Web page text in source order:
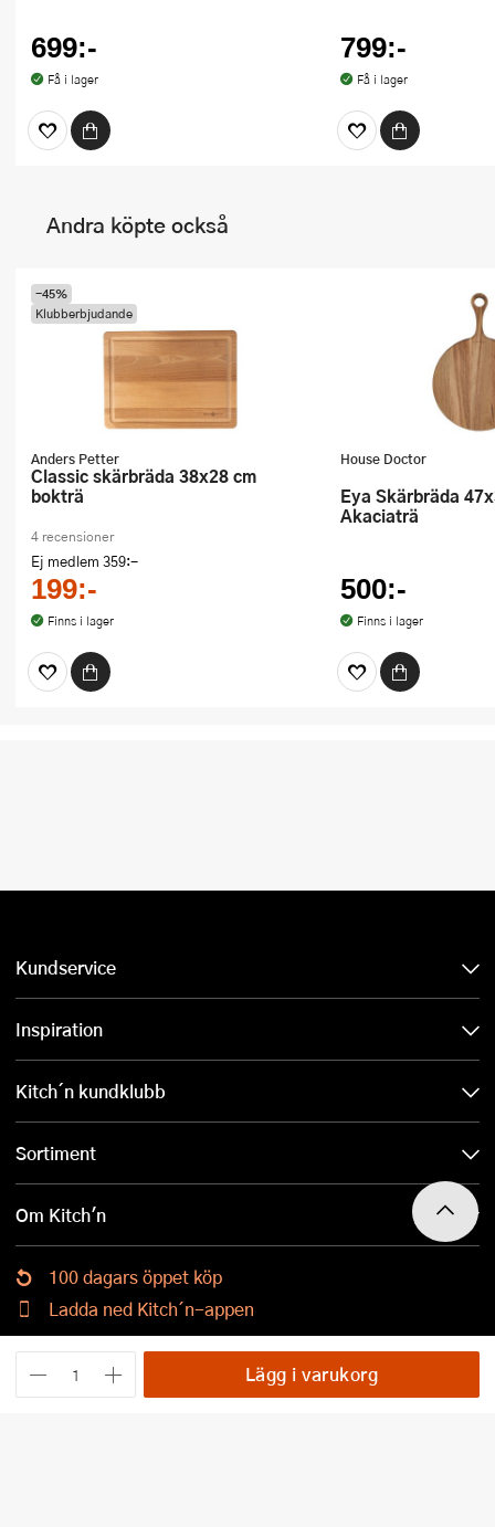
Lägg i varukorg
699:-
Få i lager
799:-
Få i lager
Andra köpte också
Anders Petter
Classic skärbräda 38x28 cm
bokträ
4 recensioner
Ej medlem 359:-
199:-
Finns i lager
-45%
Klubberbjudande
House Doctor
Eya Skärbräda 47x32 cm
Akaciaträ
500:-
Finns i lager
Kundservice
Inspiration
Kitch´n kundklubb
Sortiment
Om Kitch'n
100 dagars öppet köp
Ladda ned Kitch´n-appen